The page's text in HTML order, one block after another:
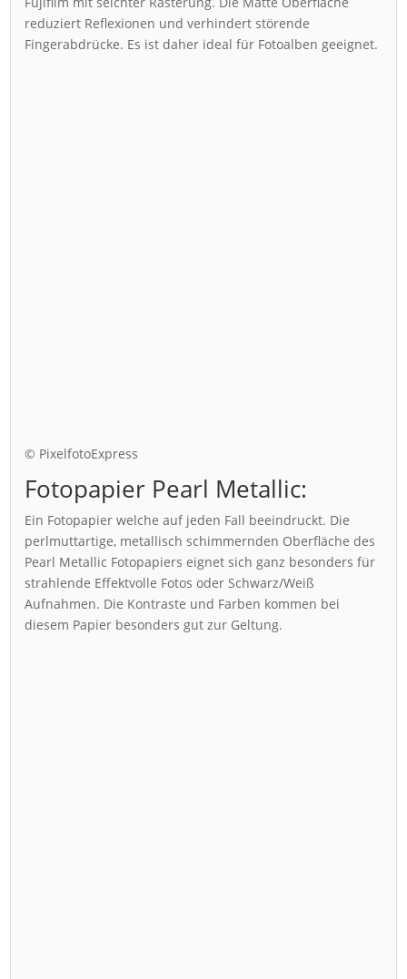
reduziert Reflexionen und verhindert störende
Fingerabdrücke. Es ist daher ideal für Fotoalben geeignet.
© PixelfotoExpress
Fotopapier Pearl Metallic:
Ein Fotopapier welche auf jeden Fall beeindruckt. Die
perlmuttartige, metallisch schimmernden Oberfläche des
Pearl Metallic Fotopapiers eignet sich ganz besonders für
strahlende Effektvolle Fotos oder Schwarz/Weiß
Aufnahmen. Die Kontraste und Farben kommen bei
diesem Papier besonders gut zur Geltung.